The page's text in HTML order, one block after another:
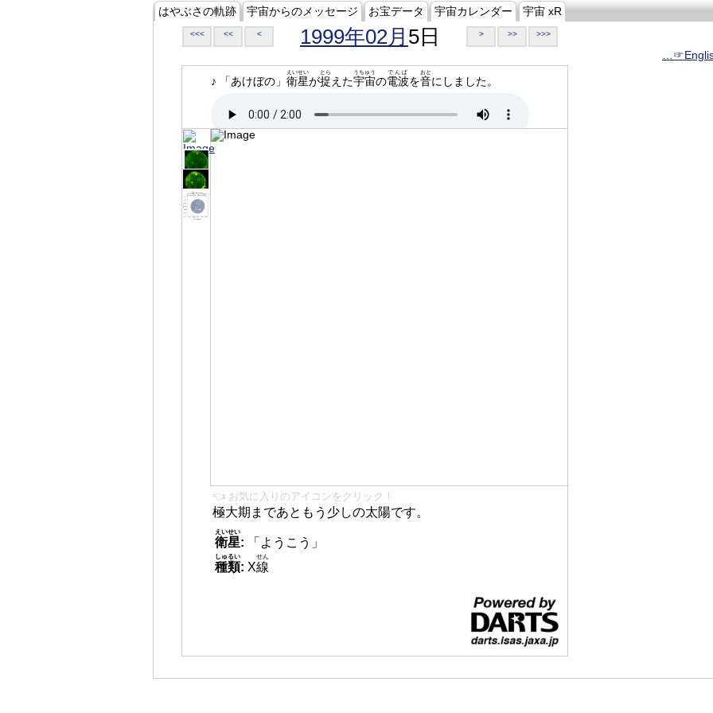
はやぶさの軌跡 宇宙からのメッセージ お宝データ 宇宙カレンダー 宇宙 xR
<<< << < 1999年02月 5日 > >> >>>
♪ 「あけぼの」 衛星
えいせい
が捉
とら
えた宇宙
うちゅう
の電波
でんぱ
を音
おと
にしました。
👈 お気に入りのアイコンをクリック！
極大期まであともう少しの太陽です。
衛星
えいせい
:
「ようこう」
種類
しゅるい
: X線
せん